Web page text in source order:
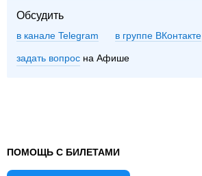
Обсудить
в канале Telegram группе ВКонтакте
задать вопрос на Афише
ПОМОЩЬ С БИЛЕТАМИ